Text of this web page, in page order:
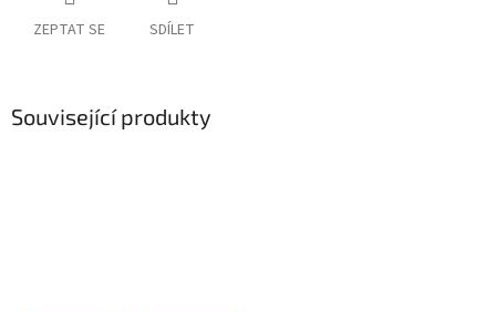
ZEPTAT SE SDÍLET
Související produkty